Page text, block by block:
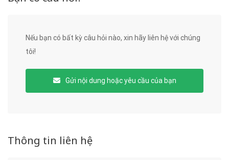
Nếu bạn có bất kỳ câu hỏi nào, xin hãy liên hệ với chúng
tôi!
Gửi nội dung hoặc yêu cầu của bạn
Thông tin liên hệ